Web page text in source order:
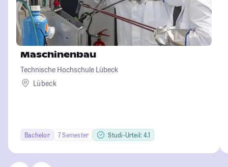
Maschinenbau
Technische Hochschule Lübeck
Lübeck
Bachelor 7 Semester Studi-Urteil: 4.1